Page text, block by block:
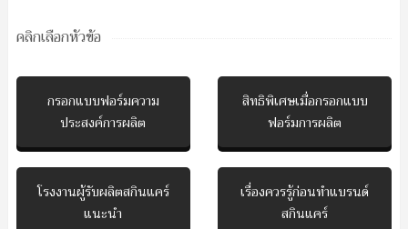
คลิกเลือกหัวข้อ
กรอกแบบฟอร์มความ
ประสงค์การผลิต
สิทธิพิเศษเมื่อกรอกแบบ
ฟอร์มการผลิต
โรงงานผู้รับผลิตสกินแคร์
แนะนำ
เรื่องควรรู้ก่อนทำแบรนด์
สกินแคร์